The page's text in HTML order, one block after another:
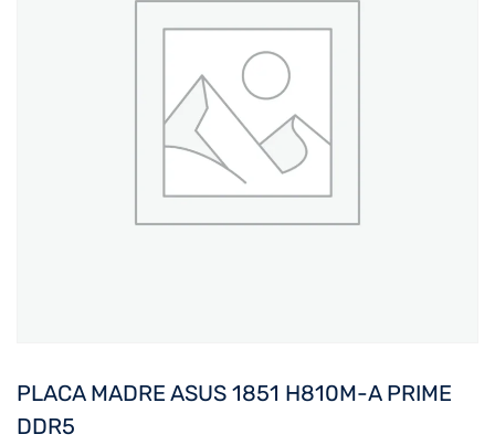
PLACA MADRE ASUS 1851 H810M-A PRIME
DDR5
Create an account